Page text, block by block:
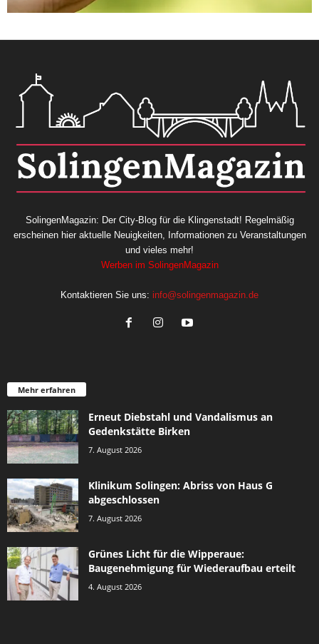
SolingenMagazin: Der City-Blog für die Klingenstadt! Regelmäßig
erscheinen hier aktuelle Neuigkeiten, Informationen zu Veranstaltungen
und vieles mehr!
Werben im SolingenMagazin
Kontaktieren Sie uns: info@solingenmagazin.de
Mehr erfahren
Erneut Diebstahl und Vandalismus an
Gedenkstätte Birken
7. August 2026
Klinikum Solingen: Abriss von Haus G
abgeschlossen
7. August 2026
Grünes Licht für die Wipperaue:
Baugenehmigung für Wiederaufbau erteilt
4. August 2026